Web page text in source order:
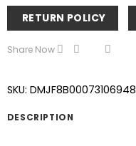
RETURN POLICY
Share Now
SKU: DMJF8B00073106948
DESCRIPTION